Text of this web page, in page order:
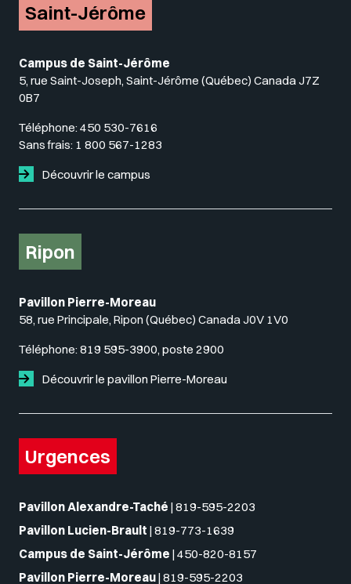
Saint-Jérôme
Campus de Saint-Jérôme
5, rue Saint-Joseph, Saint-Jérôme (Québec) Canada J7Z
0B7
Téléphone: 450 530-7616
Sans frais: 1 800 567-1283
Découvrir le campus
Ripon
Pavillon Pierre-Moreau
58, rue Principale, Ripon (Québec) Canada J0V 1V0
Téléphone: 819 595-3900, poste 2900
Découvrir le pavillon Pierre-Moreau
Urgences
Pavillon Alexandre-Taché | 819-595-2203
Pavillon Lucien-Brault | 819-773-1639
Campus de Saint-Jérôme | 450-820-8157
Pavillon Pierre-Moreau| 819-595-2203